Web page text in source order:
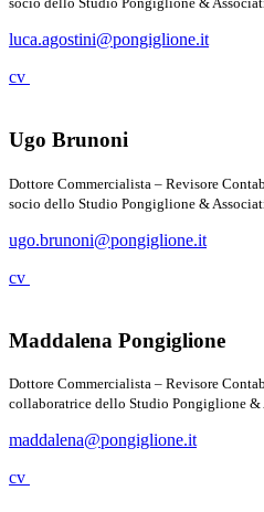
luca.agostini@pongiglione.it
cv
Ugo Brunoni
Dottore Commercialista – Revisore
socio dello Studio Pongiglione &
ugo.brunoni@pongiglione.it
cv
Maddalena Pongiglione
Dottore Commercialista – Revisore
collaboratrice dello Studio Pongiglione &
maddalena@pongiglione.it
cv